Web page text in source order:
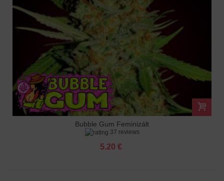
Bubble Gum Feminizált
37 reviews
5.20 €